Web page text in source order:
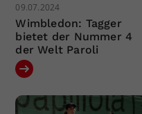
09.07.2024
Wimbledon: Tagger
bietet der Nummer 4
der Welt Paroli